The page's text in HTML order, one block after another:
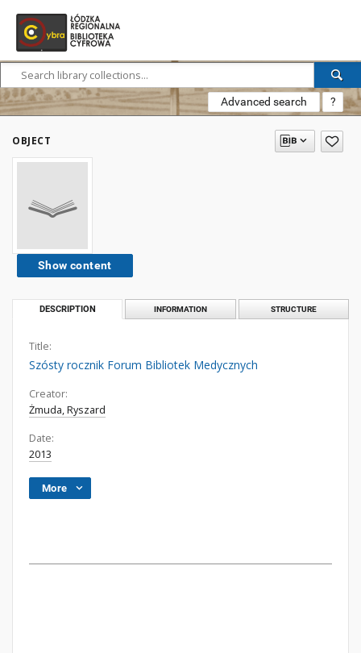
Advanced search ?
OBJECT
Show content
DESCRIPTION INFORMATION STRUCTURE
Title:
Szósty rocznik Forum Bibliotek Medycznych
Creator:
Żmuda, Ryszard
Date:
2013
More